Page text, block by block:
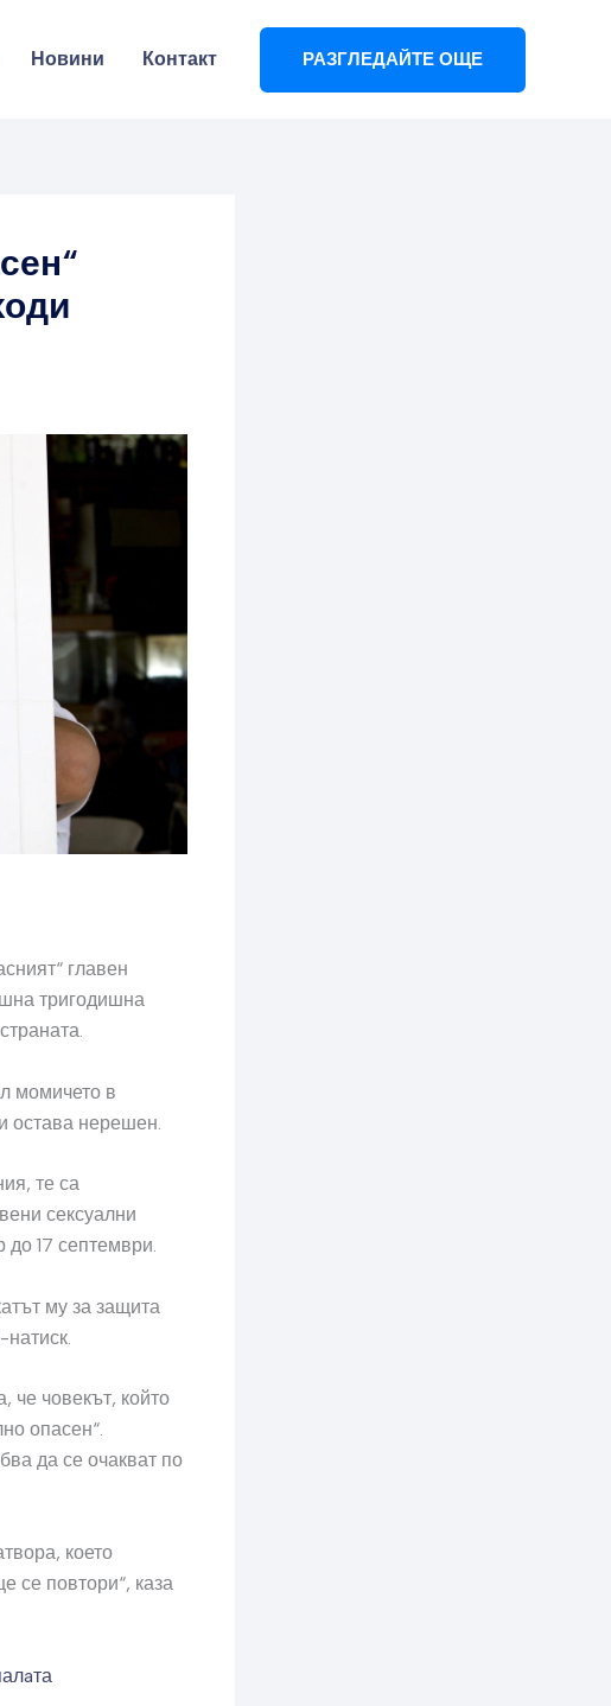
Новини Контакт РАЗГЛЕДАЙТЕ ОЩЕ
главен
тригодишна
момичето в
остава нерешен.
те са
сексуални
до 17 септември.
му за защита
че човекът, който
опасен“.
да се очакват по
което
се повтори“, каза